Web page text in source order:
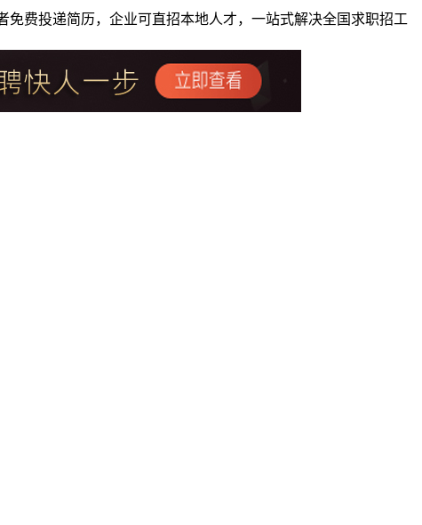
费投递简历，企业可直招本地人才，一站式解决全国求职招工